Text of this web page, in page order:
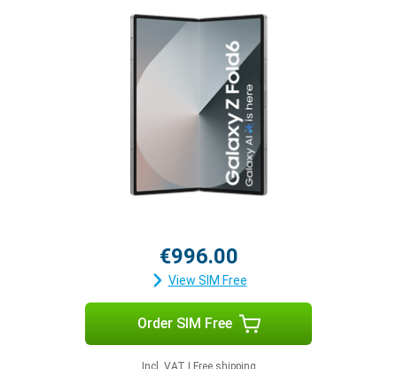
€996.00
View SIM Free
Order SIM Free
Incl. VAT Free shipping